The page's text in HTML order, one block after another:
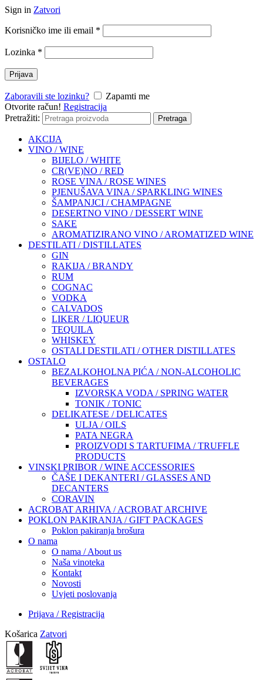
Sign in Zatvori
Korisničko ime ili email *
Lozinka *
Prijava
Zaboravili ste lozinku?
Zapamti me
Otvorite račun! Registracija
Pretražiti:
Pretraga
AKCIJA
VINO / WINE
BIJELO / WHITE
CR(VE)NO / RED
ROSE VINA / ROSE WINES
PJENUŠAVA VINA / SPARKLING WINES
ŠAMPANJCI / CHAMPAGNE
DESERTNO VINO / DESSERT WINE
SAKE
AROMATIZIRANO VINO / AROMATIZED WINE
DESTILATI / DISTILLATES
GIN
RAKIJA / BRANDY
RUM
COGNAC
VODKA
CALVADOS
LIKER / LIQUEUR
TEQUILA
WHISKEY
OSTALI DESTILATI / OTHER DISTILLATES
OSTALO
BEZALKOHOLNA PIĆA / NON-ALCOHOLIC
BEVERAGES
IZVORSKA VODA / SPRING WATER
TONIK / TONIC
DELIKATESE / DELICATES
ULJA / OILS
PATA NEGRA
PROIZVODI S TARTUFIMA / TRUFFLE
PRODUCTS
VINSKI PRIBOR / WINE ACCESSORIES
ČAŠE I DEKANTERI / GLASSES AND
DECANTERS
CORAVIN
ACROBAT ARHIVA / ACROBAT ARCHIVE
POKLON PAKIRANJA / GIFT PACKAGES
Poklon pakiranja brošura
O nama
O nama / About us
Naša vinoteka
Kontakt
Novosti
Uvjeti poslovanja
Prijava / Registracija
Košarica Zatvori